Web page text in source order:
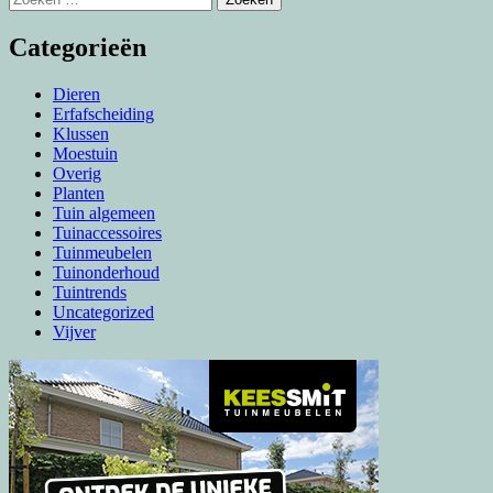
naar:
Categorieën
Dieren
Erfafscheiding
Klussen
Moestuin
Overig
Planten
Tuin algemeen
Tuinaccessoires
Tuinmeubelen
Tuinonderhoud
Tuintrends
Uncategorized
Vijver